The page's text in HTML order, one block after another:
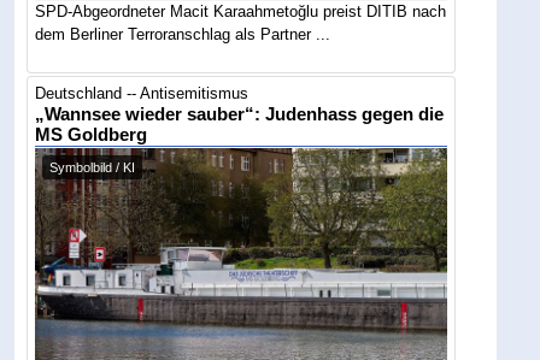
SPD-Abgeordneter Macit Karaahmetoğlu preist DITIB nach
dem Berliner Terroranschlag als Partner ...
Deutschland -- Antisemitismus
„Wannsee wieder sauber“: Judenhass gegen die
MS Goldberg
Symbolbild / KI